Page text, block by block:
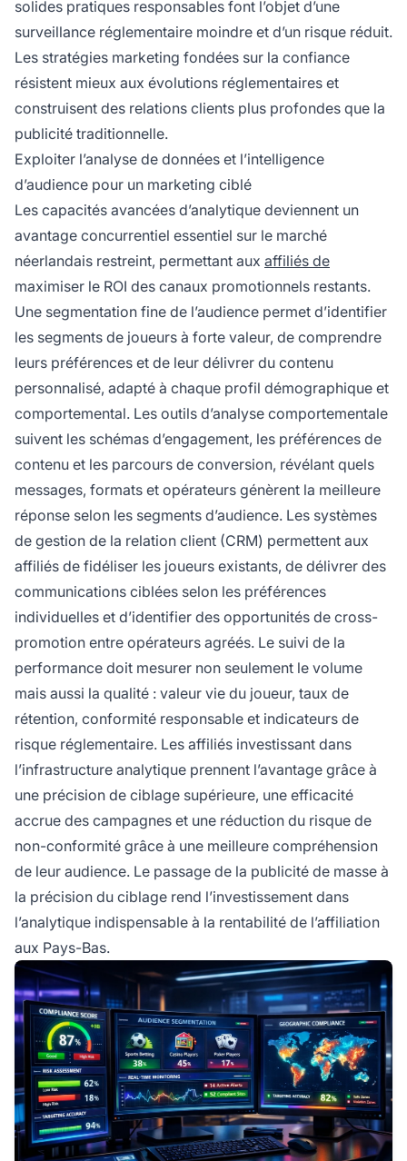
solides pratiques responsables font l’objet d’une
surveillance réglementaire moindre et d’un risque réduit.
Les stratégies marketing fondées sur la confiance
résistent mieux aux évolutions réglementaires et
construisent des relations clients plus profondes que la
publicité traditionnelle.
Exploiter l’analyse de données et l’intelligence
d’audience pour un marketing ciblé
Les capacités avancées d’analytique deviennent un
avantage concurrentiel essentiel sur le marché
néerlandais restreint, permettant aux affiliés de
maximiser le ROI des canaux promotionnels restants.
Une segmentation fine de l’audience permet d’identifier
les segments de joueurs à forte valeur, de comprendre
leurs préférences et de leur délivrer du contenu
personnalisé, adapté à chaque profil démographique et
comportemental. Les outils d’analyse comportementale
suivent les schémas d’engagement, les préférences de
contenu et les parcours de conversion, révélant quels
messages, formats et opérateurs génèrent la meilleure
réponse selon les segments d’audience. Les systèmes
de gestion de la relation client (CRM) permettent aux
affiliés de fidéliser les joueurs existants, de délivrer des
communications ciblées selon les préférences
individuelles et d’identifier des opportunités de cross-
promotion entre opérateurs agréés. Le suivi de la
performance doit mesurer non seulement le volume
mais aussi la qualité : valeur vie du joueur, taux de
rétention, conformité responsable et indicateurs de
risque réglementaire. Les affiliés investissant dans
l’infrastructure analytique prennent l’avantage grâce à
une précision de ciblage supérieure, une efficacité
accrue des campagnes et une réduction du risque de
non-conformité grâce à une meilleure compréhension
de leur audience. Le passage de la publicité de masse à
la précision du ciblage rend l’investissement dans
l’analytique indispensable à la rentabilité de l’affiliation
aux Pays-Bas.